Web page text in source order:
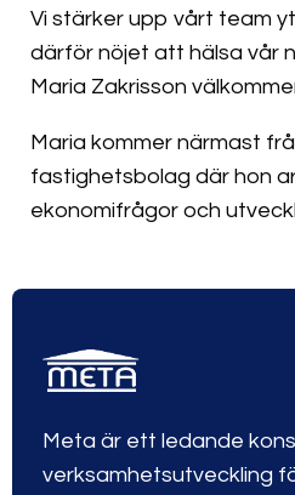
Vi stärker upp vårt team
därför nöjet att hälsa vår
Maria Zakrisson
Maria kommer närmast
fastighetsbolag där hon
ekonomifrågor och
Meta är ett ledande
verksamhetsutveckling